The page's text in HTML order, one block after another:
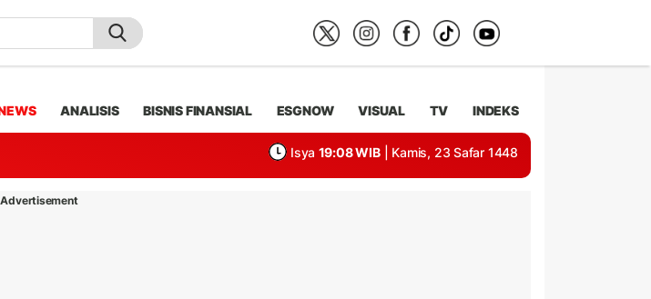
ANALISIS BISNIS FINANSIAL ESGNOW VISUAL TV INDEKS
Isya 19:08 WIB | Kamis, 23 Safar 1448
Advertisement